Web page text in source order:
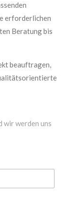
erforderlichen
Beratung bis
beauftragen,
wir werden uns